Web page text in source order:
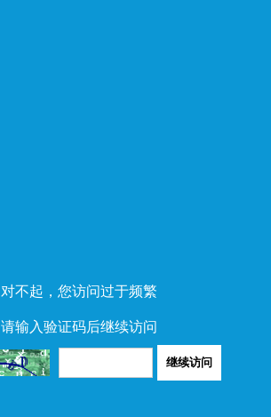
对不起，您访问过于频繁
请输入验证码后继续访问
继续访问